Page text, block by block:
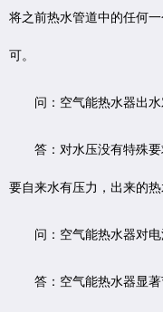
将之前热水管道中的任何
可。
问：空气能热水器出
答：对水压没有特殊
要自来水有压力，出来的
问：空气能热水器对
答：空气能热水器显